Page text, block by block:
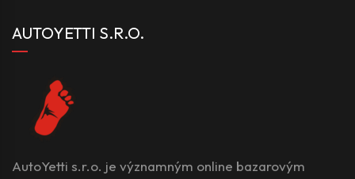
AUTOYETTI S.R.O.
AutoYetti s.r.o. je významným online bazarovým